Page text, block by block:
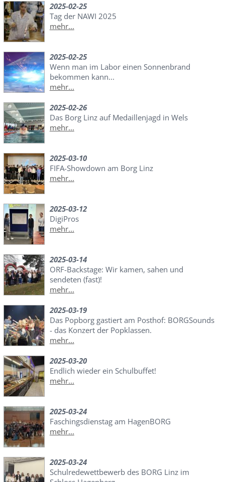
2025-02-25
Tag der NAWI 2025
mehr...
2025-02-25
Wenn man im Labor einen Sonnenbrand
bekommen kann...
mehr...
2025-02-26
Das Borg Linz auf Medaillenjagd in Wels
mehr...
2025-03-10
FIFA-Showdown am Borg Linz
mehr...
2025-03-12
DigiPros
mehr...
2025-03-14
ORF-Backstage: Wir kamen, sahen und
sendeten (fast)!
mehr...
2025-03-19
Das Popborg gastiert am Posthof: BORGSounds
- das Konzert der Popklassen.
mehr...
2025-03-20
Endlich wieder ein Schulbuffet!
mehr...
2025-03-24
Faschingsdienstag am HagenBORG
mehr...
2025-03-24
Schulredewettbewerb des BORG Linz im